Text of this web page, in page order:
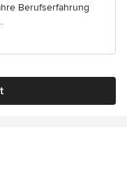
Berufserfahrung
Sternen